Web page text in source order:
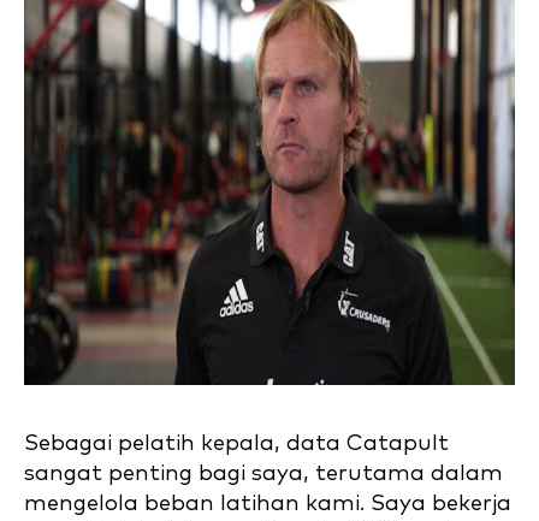
Sebagai pelatih kepala, data Catapult
sangat penting bagi saya, terutama dalam
mengelola beban latihan kami. Saya bekerja